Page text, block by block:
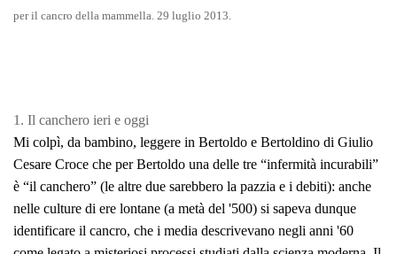
per il cancro della mammella. 29 luglio 2013.
1. Il canchero ieri e oggi
Mi colpì, da bambino, leggere in Bertoldo e Bertoldino di Giulio
Cesare Croce che per Bertoldo una delle tre “infermità incurabili”
è “il canchero” (le altre due sarebbero la pazzia e i debiti): anche
nelle culture di ere lontane (a metà del '500) si sapeva dunque
identificare il cancro, che i media descrivevano negli anni '60